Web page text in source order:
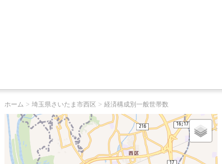
ホーム > 埼玉県さいたま市西区 > 経済構成別一般世帯数